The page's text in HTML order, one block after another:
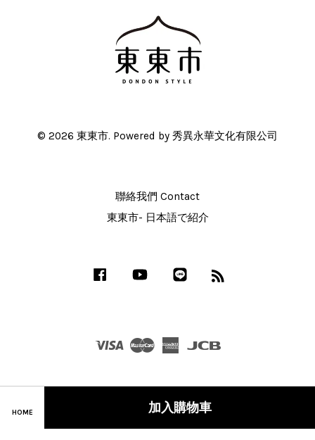
HOME 加入購物車
© 2026 東東市. Powered by 秀異永華文化有限公司
聯絡我們 Contact
東東市- 日本語で紹介
Facebook YouTube
Visa Master AmericanJCB